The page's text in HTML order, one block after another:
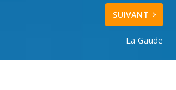
SUIVANT
La Gaude